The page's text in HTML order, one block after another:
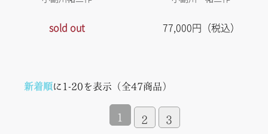
sold out 77,000円（税込）
新着順に1-20を表示（全47商品）
1 2 3